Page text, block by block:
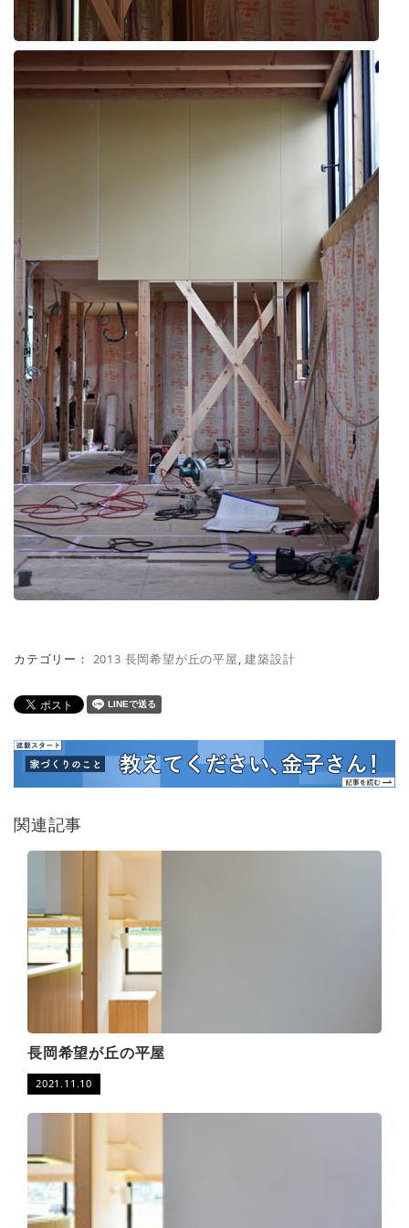
カテゴリー： 2013 長岡希望が丘の平屋,建築設計
関連記事
長岡希望が丘の平屋
2021.11.10